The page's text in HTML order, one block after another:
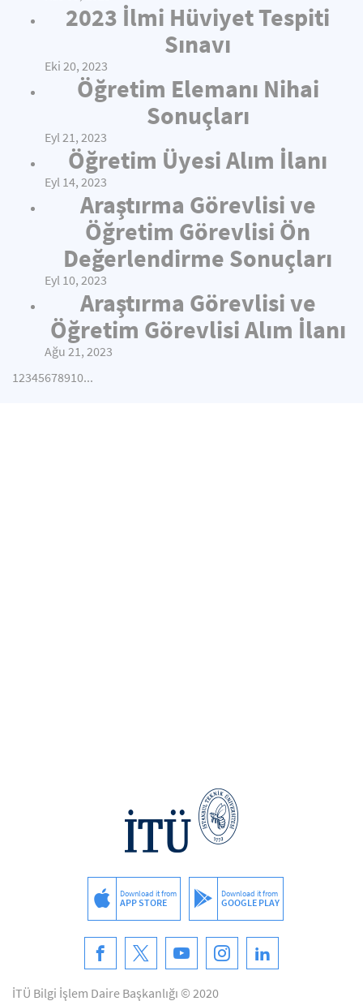
2023 İlmi Hüviyet Tespiti
Sınavı
Eki 20, 2023
Öğretim Elemanı Nihai
Sonuçları
Eyl 21, 2023
Öğretim Üyesi Alım İlanı
Eyl 14, 2023
Araştırma Görevlisi ve
Öğretim Görevlisi Ön
Değerlendirme Sonuçları
Eyl 10, 2023
Araştırma Görevlisi ve
Öğretim Görevlisi Alım İlanı
Ağu 21, 2023
12345678910...
Download it from
APP STORE
Download it from
GOOGLE PLAY
İTÜ Bilgi İşlem Daire Başkanlığı © 2020